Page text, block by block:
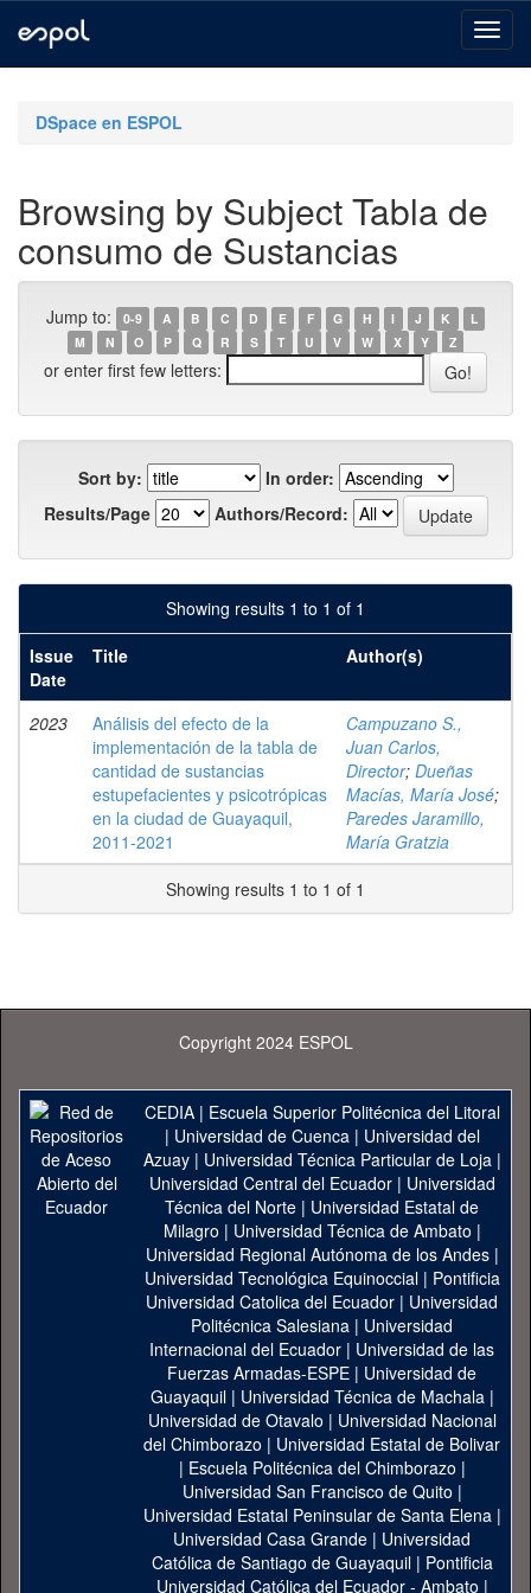
navigationDSpace en ESPOL
Browsing by Subject Tabla de
consumo de Sustancias
Jump to: 0-9 A B C D E F G H I J K
L
M
N O P Q R S T U V W X Y Z
or enter first few letters:
Sort by:
In order:
Results/Page
Authors/Record:
Showing results 1 to 1 of 1
Issue
Date
Title Author(s)
2023
Análisis del efecto de la
implementación de la tabla de
cantidad de sustancias
estupefacientes y psicotrópicas
en la ciudad de Guayaquil,
2011-2021
Campuzano S.,
Juan Carlos,
Director; Dueñas
Macías, María José;
Paredes Jaramillo,
María Gratzia
Showing results 1 to 1 of 1
Copyright 2024 ESPOL
CEDIA| Escuela Superior Politécnica del Litoral
| Universidad de Cuenca| Universidad del
Azuay| Universidad Técnica Particular de Loja|
Universidad Central del Ecuador| Universidad
Técnica del Norte | Universidad Estatal de
Milagro | Universidad Técnica de Ambato |
Universidad Regional Autónoma de los Andes|
Universidad Tecnológica Equinoccial| Pontificia
Universidad Catolica del Ecuador | Universidad
Politécnica Salesiana | Universidad
Internacional del Ecuador | Universidad de las
Fuerzas Armadas-ESPE | Universidad de
Guayaquil| Universidad Técnica de Machala|
Universidad de Otavalo | Universidad Nacional
del Chimborazo | Universidad Estatal de Bolivar
| Escuela Politécnica del Chimborazo |
Universidad San Francisco de Quito |
Universidad Estatal Peninsular de Santa Elena|
Universidad Casa Grande | Universidad
Católica de Santiago de Guayaquil| Pontificia
Universidad Católica del Ecuador - Ambato |